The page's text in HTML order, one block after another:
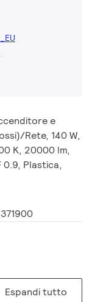
e
Rete, 140 W,
K, 20000 lm,
0.9, Plastica,
Espandi tutto